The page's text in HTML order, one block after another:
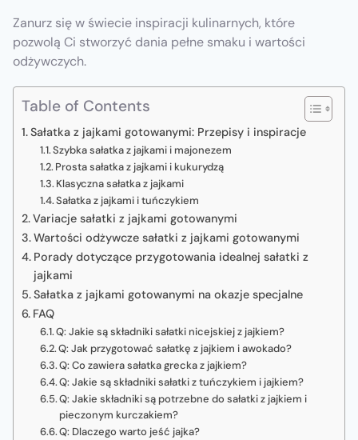
Zanurz się w świecie inspiracji kulinarnych, które
pozwolą Ci stworzyć dania pełne smaku i wartości
odżywczych.
Table of Contents
Sałatka z jajkami gotowanymi: Przepisy i inspiracje
Szybka sałatka z jajkami i majonezem
Prosta sałatka z jajkami i kukurydzą
Klasyczna sałatka z jajkami
Sałatka z jajkami i tuńczykiem
Variacje sałatki z jajkami gotowanymi
Wartości odżywcze sałatki z jajkami gotowanymi
Porady dotyczące przygotowania idealnej sałatki z
jajkami
Sałatka z jajkami gotowanymi na okazje specjalne
FAQ
Q: Jakie są składniki sałatki nicejskiej z jajkiem?
Q: Jak przygotować sałatkę z jajkiem i awokado?
Q: Co zawiera sałatka grecka z jajkiem?
Q: Jakie są składniki sałatki z tuńczykiem i jajkiem?
Q: Jakie składniki są potrzebne do sałatki z jajkiem i
pieczonym kurczakiem?
Q: Dlaczego warto jeść jajka?